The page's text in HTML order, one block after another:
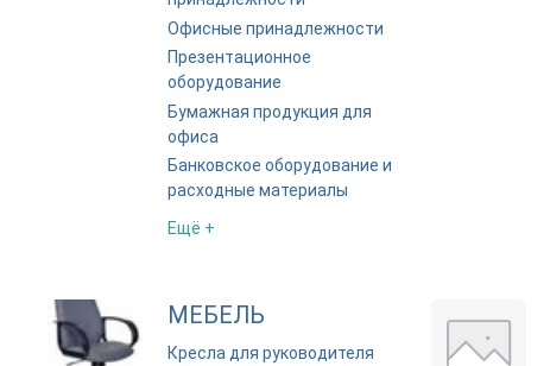
Офисные принадлежности
Презентационное
оборудование
Бумажная продукция для
офиса
Банковское оборудование и
расходные материалы
Ещё +
МЕБЕЛЬ
Кресла для руководителя